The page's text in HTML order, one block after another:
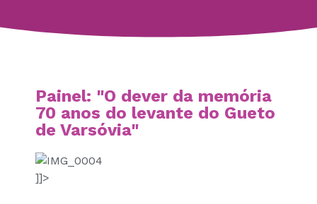
Painel: "O dever da memória
70 anos do levante do Gueto
de Varsóvia"
]]>